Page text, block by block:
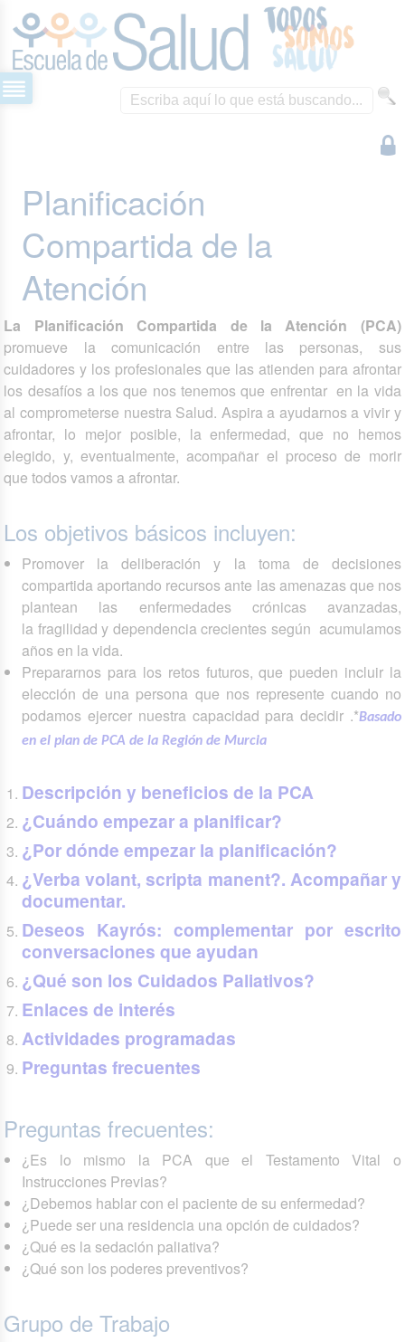
Planificación
Compartida de la
Atención
La Planificación Compartida de la Atención (PCA)
promueve la comunicación entre las personas, sus
cuidadores y los profesionales que las atienden para afrontar
los desafíos a los que nos tenemos que enfrentar en la vida
al comprometerse nuestra Salud. Aspira a ayudarnos a vivir y
afrontar, lo mejor posible, la enfermedad, que no hemos
elegido, y, eventualmente, acompañar el proceso de morir
que todos vamos a afrontar.
Los objetivos básicos incluyen:
Promover la deliberación y la toma de decisiones
compartida aportando recursos ante las amenazas que nos
plantean las enfermedades crónicas avanzadas,
la fragilidad y dependencia crecientes según acumulamos
años en la vida.
Prepararnos para los retos futuros, que pueden incluir la
elección de una persona que nos represente cuando no
podamos ejercer nuestra capacidad para decidir .*Basado
en el plan de PCA de la Región de Murcia
Descripción y beneficios de la PCA
¿Cuándo empezar a planificar?
¿Por dónde empezar la planificación?
¿Verba volant, scripta manent?. Acompañar y
documentar.
Deseos Kayrós: complementar por escrito
conversaciones que ayudan
¿Qué son los Cuidados Paliativos?
Enlaces de interés
Actividades programadas
Preguntas frecuentes
Preguntas frecuentes:
¿Es lo mismo la PCA que el Testamento Vital o
Instrucciones Previas?
¿Debemos hablar con el paciente de su enfermedad?
¿Puede ser una residencia una opción de cuidados?
¿Qué es la sedación paliativa?
¿Qué son los poderes preventivos?
Grupo de Trabajo